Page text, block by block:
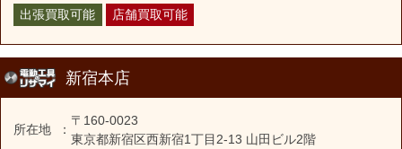
出張買取可能
店舗買取可能
新宿本店
所在地 ：
〒160-0023
東京都新宿区西新宿1丁目2-13 山田ビル2階